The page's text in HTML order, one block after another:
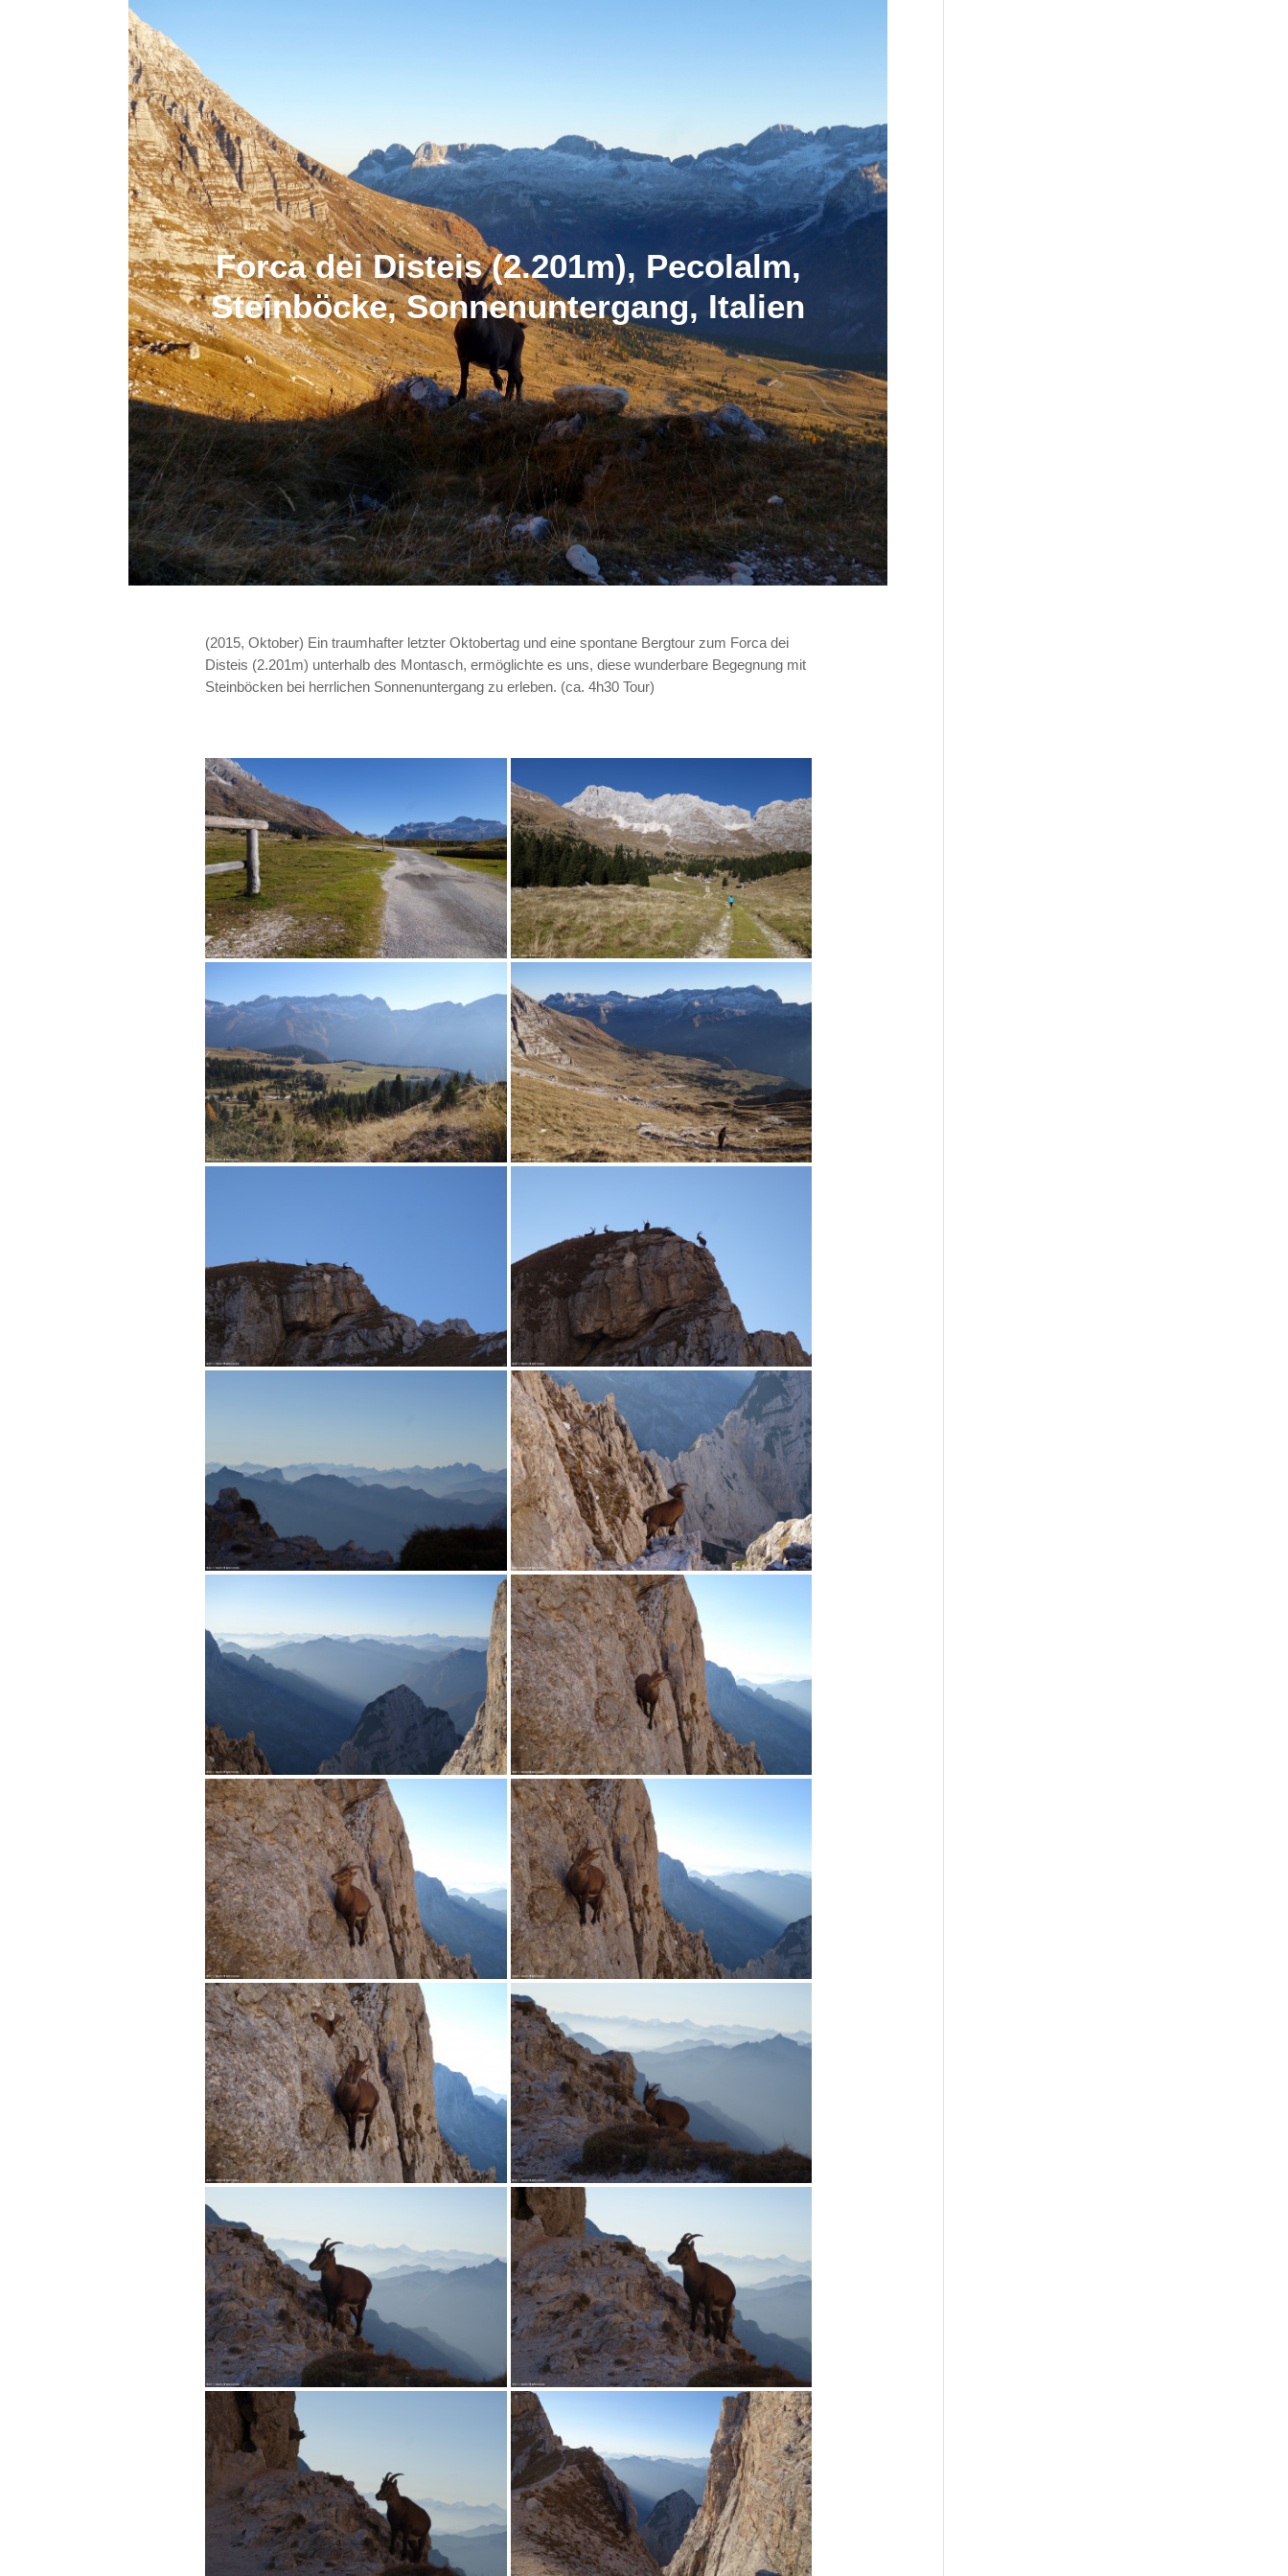
Forca dei Disteis (2.201m), Pecolalm,
Steinböcke, Sonnenuntergang, Italien
(2015, Oktober) Ein traumhafter letzter Oktobertag und eine spontane Bergtour zum Forca dei
Disteis (2.201m) unterhalb des Montasch, ermöglichte es uns, diese wunderbare Begegnung mit
Steinböcken bei herrlichen Sonnenuntergang zu erleben. (ca. 4h30 Tour)